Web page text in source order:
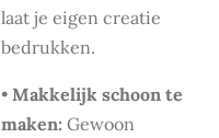
laat je eigen creatie
bedrukken.
• Makkelijk schoon te
maken: Gewoon